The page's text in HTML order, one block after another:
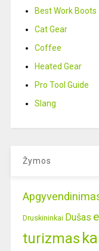
Best Work Boots
Cat Gear
Coffee
Heated Gear
Pro Tool Guide
Slang
Žymos
Druskininkai Dušas
turizmas